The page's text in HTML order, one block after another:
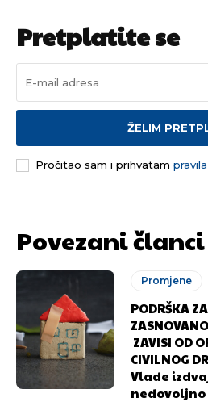
Pretplatite se
ŽELIM
Pročitao sam i prihvatam
Povezani članci
Promjene
PODRŠKA
ZAVISI OD
CIVILNOG
Vlade